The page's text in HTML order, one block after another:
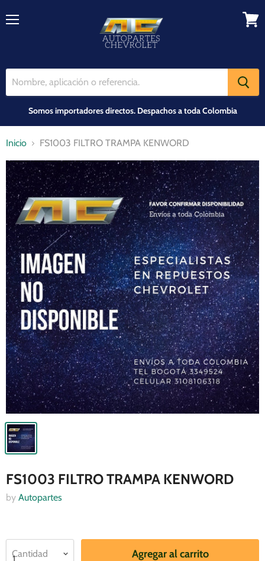
Somos importadores directos. Despachos a toda Colombia
Inicio FS1003 FILTRO TRAMPA KENWORD
FS1003 FILTRO TRAMPA KENWORD
by Autopartes
Cantidad Agregar al carrito